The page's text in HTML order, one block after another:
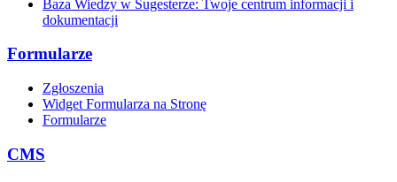
Baza Wiedzy w Sugesterze: Twoje centrum informacji i
dokumentacji
Formularze
Zgłoszenia
Widget Formularza na Stronę
Formularze
CMS